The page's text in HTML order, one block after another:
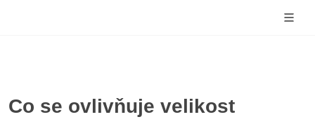
Co se ovlivňuje velikost